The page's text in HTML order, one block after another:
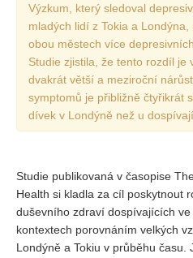
Vydání 1-
Vydání 1-
Vydání 3-
Vydání 3-
Vydání
Vydání 1-
Vydání 3-
Vydání 1-
Výzkum, který sledoval
mladých lidí z Tokia a
obou městech více
Studie zjistila, že tento rozdíl je
dvakrát větší a meziroční
symptomů je přibližně čtyřikrát
dívek v Londýně než u
Studie publikovaná v časopise
Health si kladla za cíl poskytnout
duševního zdraví dospívajících
kontextech porovnáním velkých
Londýně a Tokiu v průběhu času.